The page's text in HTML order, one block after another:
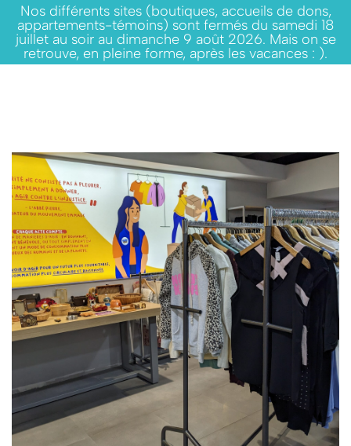
Nos différents sites (boutiques, accueils de dons,
appartements-témoins) sont fermés du samedi 18
juillet au soir au dimanche 9 août 2026. Mais on se
retrouve, en pleine forme, après les vacances : ).